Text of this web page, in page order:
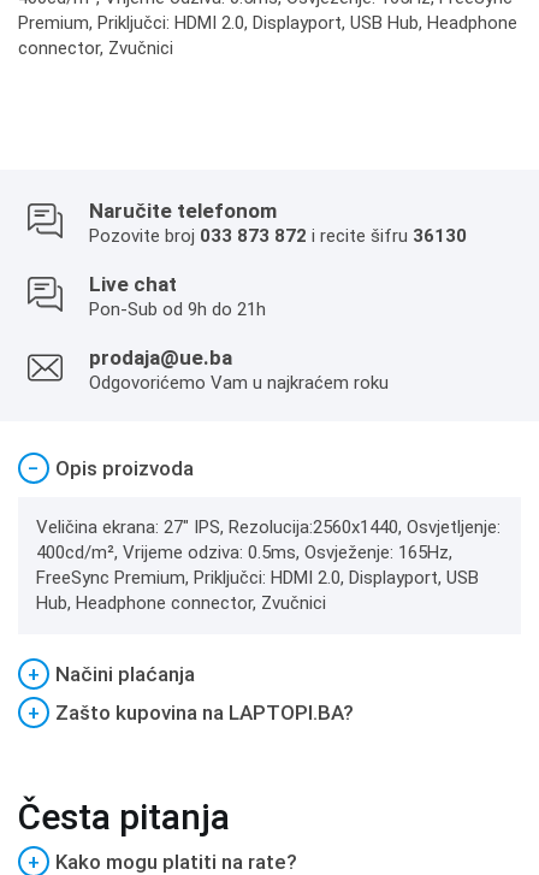
Premium, Priključci: HDMI 2.0, Displayport, USB Hub, Headphone
connector, Zvučnici
Naručite telefonom
Pozovite broj 033 873 872 i recite šifru 36130
Live chat
Pon-Sub od 9h do 21h
prodaja@ue.ba
Odgovorićemo Vam u najkraćem roku
− Opis proizvoda
Veličina ekrana: 27" IPS, Rezolucija:2560x1440, Osvjetljenje:
400cd/m², Vrijeme odziva: 0.5ms, Osvježenje: 165Hz,
FreeSync Premium, Priključci: HDMI 2.0, Displayport, USB
Hub, Headphone connector, Zvučnici
+
Načini plaćanja
+
Zašto kupovina na LAPTOPI.BA?
Česta pitanja
+
Kako mogu platiti na rate?